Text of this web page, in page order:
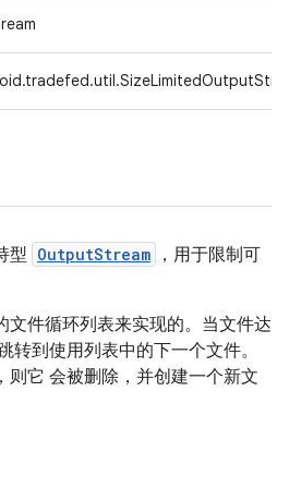
型 OutputStream
，用于限制可
文件循环列表来实现的。当文件达
转到使用列表中的下一个文件。
则它 会被删除，并创建一个新文